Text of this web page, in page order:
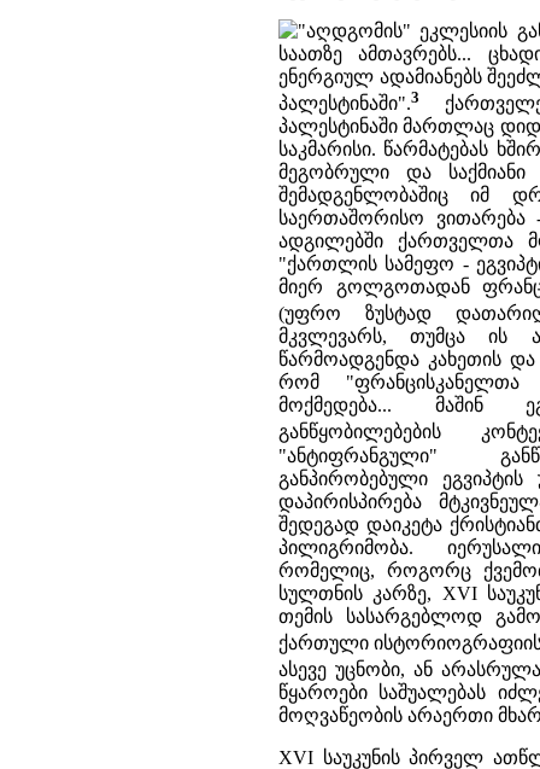
"აღდგომის" ეკლესიის
საათზე ამთავრებს...
ენერგიულ ადამიანებს
პალესტინაში".3
პალესტინაში მართლაც
საკმარისი. წარმატებას
მეგობრული და
შემადგენლობაშიც იმ
საერთაშორისო ვითარება
ადგილებში ქართველთა
"ქართლის სამეფო -
მიერ გოლგოთადან
(უფრო ზუსტად
მკვლევარს, თუმცა ის
წარმოადგენდა კახეთის
რომ "ფრანცისკანელთა
მოქმედება... მაშინ
განწყობილებების
"ანტიფრანგული"
განპირობებული
დაპირისპირება
შედეგად დაიკეტა
პილიგრიმობა.
რომელიც, როგორც
სულთნის კარზე, XVI
თემის სასარგებლოდ
ქართული
ასევე უცნობი, ან
წყაროები საშუალებას
მოღვაწეობის არაერთი
XVI საუკუნის პირველ